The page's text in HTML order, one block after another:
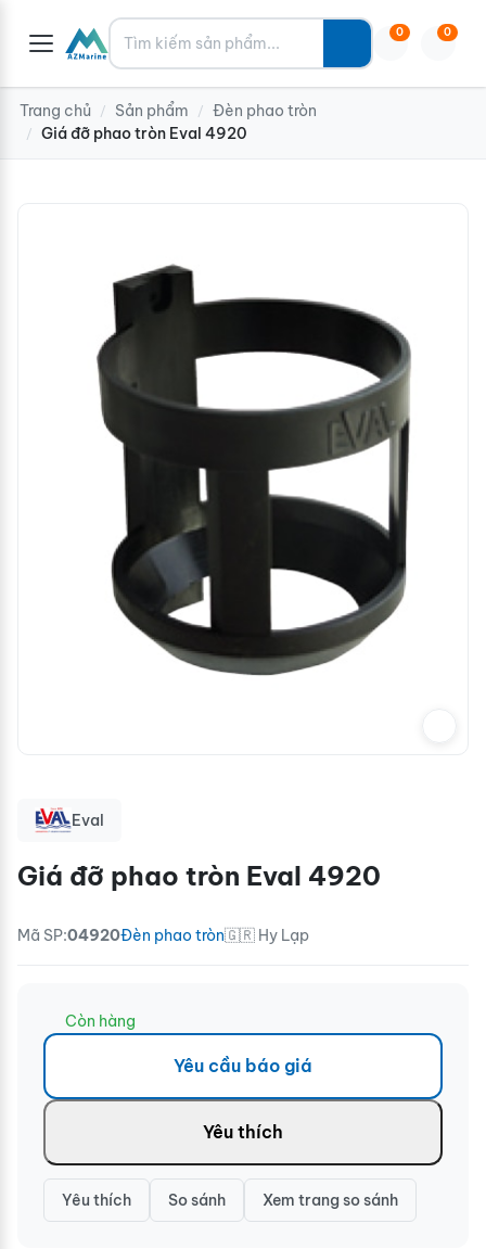
Tìm kiếm 0 0
Trang chủ / Sản phẩm / Đèn phao tròn
/ Giá đỡ phao tròn Eval 4920
Eval
Giá đỡ phao tròn Eval 4920
Mã SP:04920Đèn phao tròn🇬🇷 Hy Lạp
Còn hàng
Yêu cầu báo giá
Yêu thích
Yêu thích So sánh Xem trang so sánh